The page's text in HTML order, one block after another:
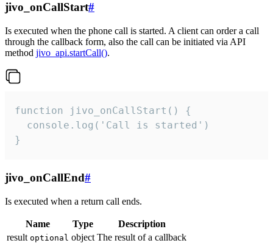
jivo_onCallStart#
Is executed when the phone call is started. A client can order a call
through the callback form, also the call can be initiated via API
method jivo_api.startCall().
function jivo_onCallStart() {
  console.log('Call is started')
}
jivo_onCallEnd#
Is executed when a return call ends.
Name Type
Description
result optional object The result of a callback